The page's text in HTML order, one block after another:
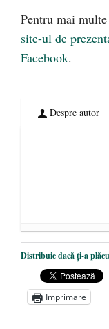
Pentru mai
site-ul de
Facebook.
Despre autor
Dezvăluiri
Zelensky
Statul
Distribuie dacă ți-a
Imprimare